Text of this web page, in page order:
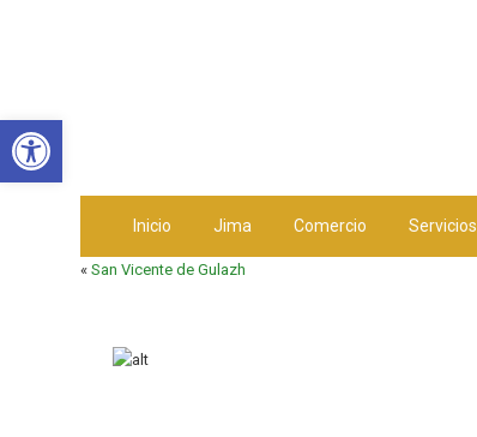
Inicio Jima Comercio Servicios
«San Vicente de Gulazh
Abrir barra de herramientas